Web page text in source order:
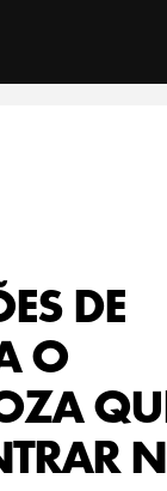
para o
DE
O